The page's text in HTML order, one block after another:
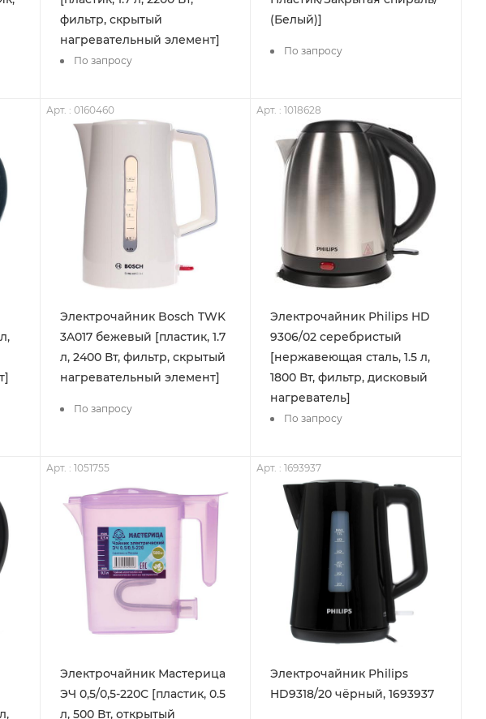
фильтр, скрытый
нагревательный элемент]
По запросу
(Белый)]
По запросу
Арт. : 0160460
Электрочайник Bosch TWK
3A017 бежевый [пластик, 1.7
л, 2400 Вт, фильтр, скрытый
нагревательный элемент]
По запросу
Арт. : 1018628
Электрочайник Philips HD
9306/02 серебристый
[нержавеющая сталь, 1.5 л,
1800 Вт, фильтр, дисковый
нагреватель]
По запросу
Арт. : 1051755
Электрочайник Мастерица
ЭЧ 0,5/0,5-220С [пластик, 0.5
л, 500 Вт, открытый
Арт. : 1693937
Электрочайник Philips
HD9318/20 чёрный, 1693937